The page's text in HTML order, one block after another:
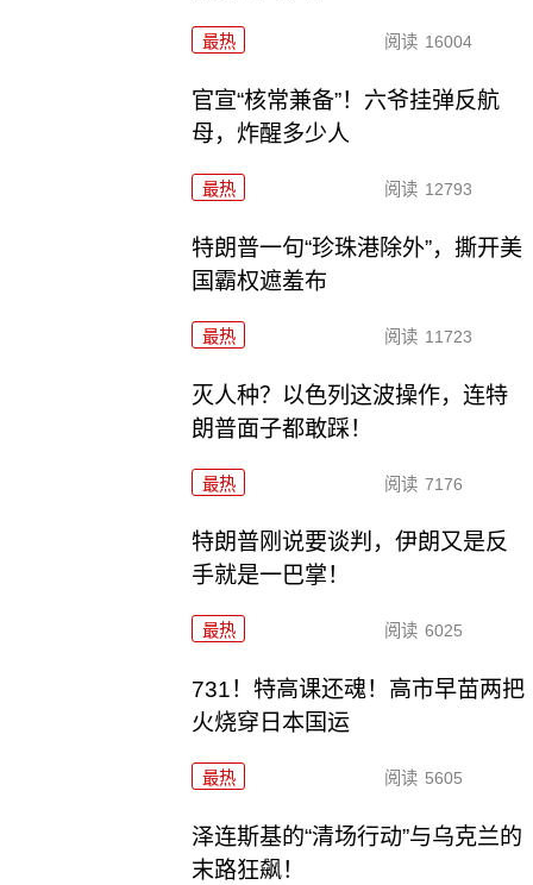
最热 阅读 16004
官宣“核常兼备”！六爷挂弹反航
母，炸醒多少人
最热 阅读 12793
特朗普一句“珍珠港除外”，撕开美
国霸权遮羞布
最热 阅读 11723
灭人种？以色列这波操作，连特
朗普面子都敢踩！
最热 阅读 7176
特朗普刚说要谈判，伊朗又是反
手就是一巴掌！
最热 阅读 6025
731！特高课还魂！高市早苗两把
火烧穿日本国运
最热 阅读 5605
泽连斯基的“清场行动”与乌克兰的
末路狂飙！